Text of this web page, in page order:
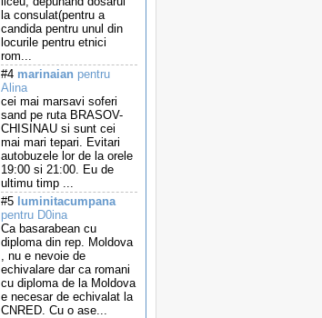
la consulat(pentru a
candida pentru unul din
locurile pentru etnici
rom...
#4 marinaian pentru
Alina
cei mai marsavi soferi
sand pe ruta BRASOV-
CHISINAU si sunt cei
mai mari tepari. Evitari
autobuzele lor de la orele
19:00 si 21:00. Eu de
ultimu timp ...
#5 luminitacumpana
pentru D0ina
Ca basarabean cu
diploma din rep. Moldova
, nu e nevoie de
echivalare dar ca romani
cu diploma de la Moldova
e necesar de echivalat la
CNRED. Cu o ase...